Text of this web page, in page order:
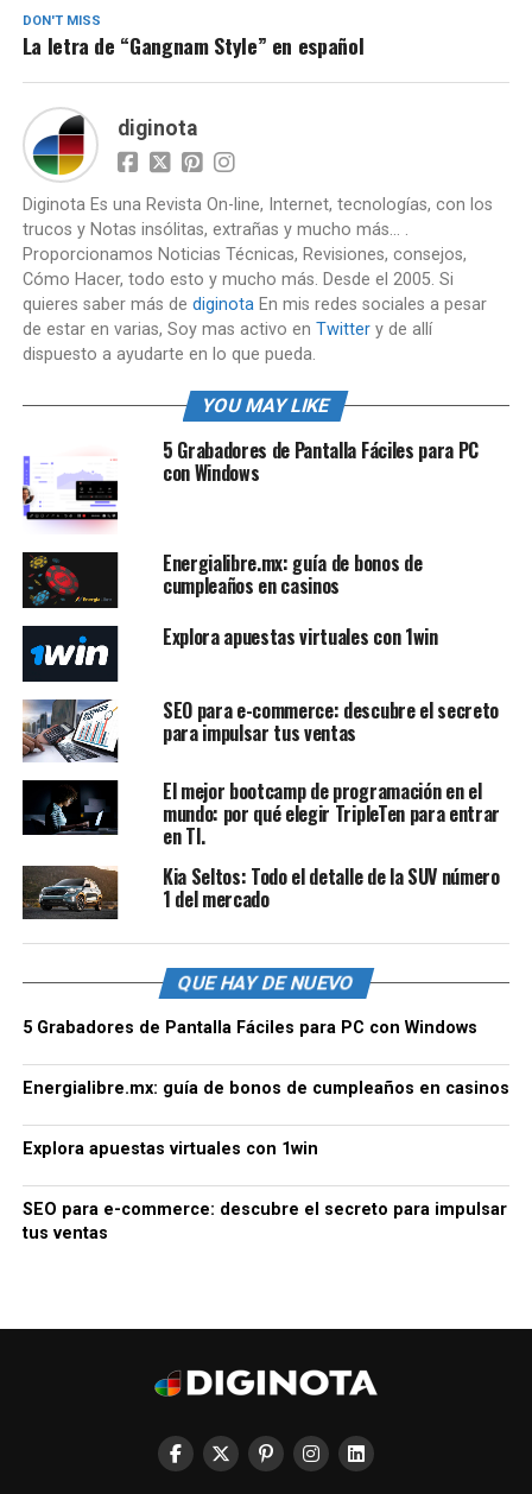
DON'T MISS
La letra de “Gangnam Style” en español
diginota
Diginota Es una Revista On-line, Internet, tecnologías, con los
trucos y Notas insólitas, extrañas y mucho más... .
Proporcionamos Noticias Técnicas, Revisiones, consejos,
Cómo Hacer, todo esto y mucho más. Desde el 2005. Si
quieres saber más de diginotaEn mis redes sociales a pesar
de estar en varias, Soy mas activo en Twittery de allí
dispuesto a ayudarte en lo que pueda.
YOU MAY LIKE
5 Grabadores de Pantalla Fáciles para PC
con Windows
Energialibre.mx: guía de bonos de
cumpleaños en casinos
Explora apuestas virtuales con 1win
SEO para e-commerce: descubre el secreto
para impulsar tus ventas
El mejor bootcamp de programación en el
mundo: por qué elegir TripleTen para entrar
en TI.
Kia Seltos: Todo el detalle de la SUV número
1 del mercado
QUE HAY DE NUEVO
5 Grabadores de Pantalla Fáciles para PC con Windows
Energialibre.mx: guía de bonos de cumpleaños en casinos
Explora apuestas virtuales con 1win
SEO para e-commerce: descubre el secreto para impulsar
tus ventas